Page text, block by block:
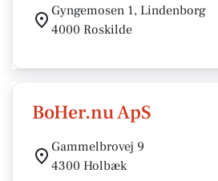
Gyngemosen 1, Lindenborg
4000 Roskilde
BoHer.nu ApS
Gammelbrovej 9
4300 Holbæk